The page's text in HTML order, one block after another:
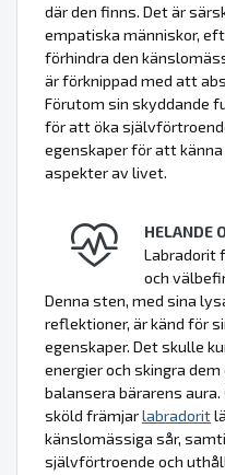
där den finns. Det är
empatiska människor,
förhindra den
är förknippad med att
Förutom sin skyddande
för att öka
egenskaper för att
aspekter av livet.
HELANDE
Labradorit
och
Denna sten, med sina
reflektioner, är känd för
egenskaper. Det skulle
energier och skingra
balansera bärarens
sköld främjarlabradorit
känslomässiga sår,
självförtroende och